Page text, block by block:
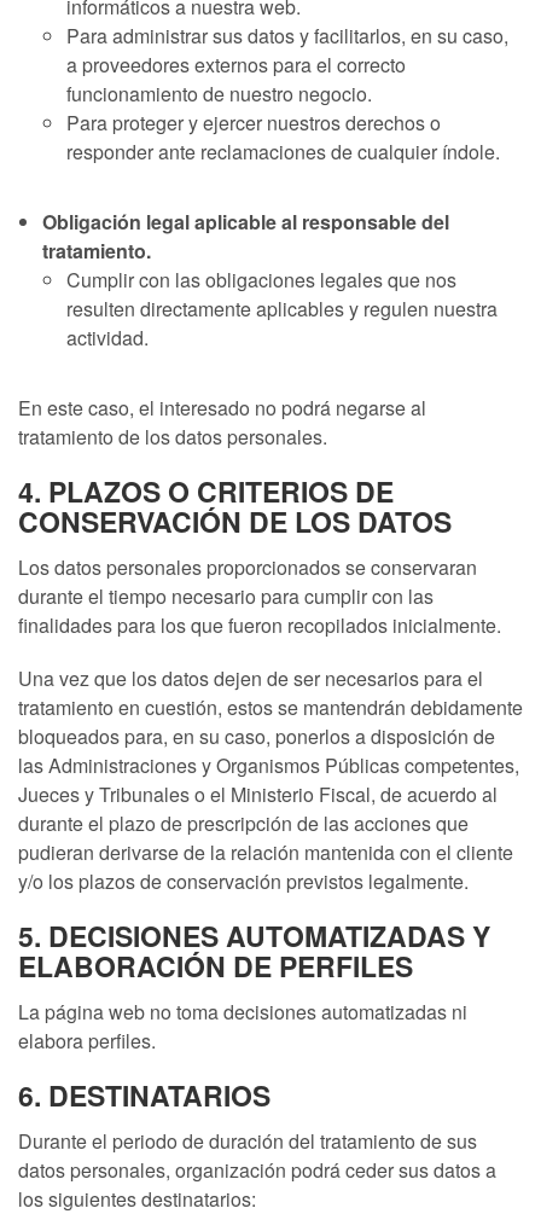
informáticos a nuestra web.
Para administrar sus datos y facilitarlos, en su caso,
a proveedores externos para el correcto
funcionamiento de nuestro negocio.
Para proteger y ejercer nuestros derechos o
responder ante reclamaciones de cualquier índole.
Obligación legal aplicable al responsable del
tratamiento.
Cumplir con las obligaciones legales que nos
resulten directamente aplicables y regulen nuestra
actividad.
En este caso, el interesado no podrá negarse al
tratamiento de los datos personales.
4. PLAZOS O CRITERIOS DE
CONSERVACIÓN DE LOS DATOS
Los datos personales proporcionados se conservaran
durante el tiempo necesario para cumplir con las
finalidades para los que fueron recopilados inicialmente.
Una vez que los datos dejen de ser necesarios para el
tratamiento en cuestión, estos se mantendrán debidamente
bloqueados para, en su caso, ponerlos a disposición de
las Administraciones y Organismos Públicas competentes,
Jueces y Tribunales o el Ministerio Fiscal, de acuerdo al
durante el plazo de prescripción de las acciones que
pudieran derivarse de la relación mantenida con el cliente
y/o los plazos de conservación previstos legalmente.
5. DECISIONES AUTOMATIZADAS Y
ELABORACIÓN DE PERFILES
La página web no toma decisiones automatizadas ni
elabora perfiles.
6. DESTINATARIOS
Durante el periodo de duración del tratamiento de sus
datos personales, organización podrá ceder sus datos a
los siguientes destinatarios: